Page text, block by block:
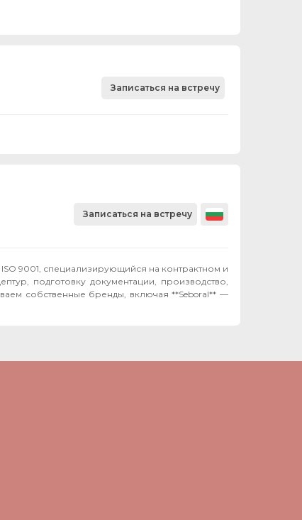
Записаться на встречу
Записаться на встречу
9001, специализирующийся на контрактном и
подготовку документации, производство,